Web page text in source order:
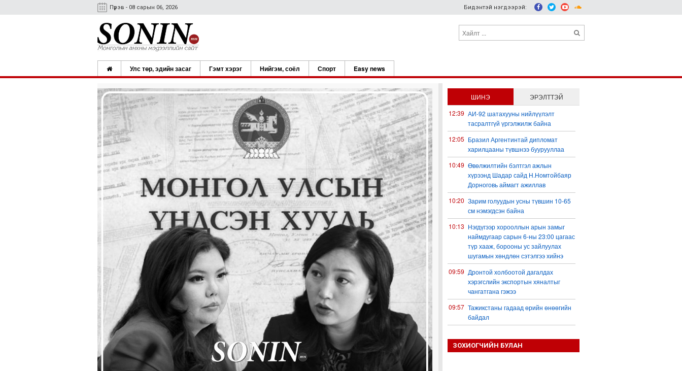
Пүрэв - 08 сарын 06, 2026 Бидэнтэй нэгдээрэй:
Улс төр, эдийн засаг Гэмт хэрэг Нийгэм, соёл Спорт Easy news
ШИНЭ
ЭРЭЛТТЭЙ
12:39 АИ-92 шатахууны нийлүүлэлт
тасралтгүй үргэлжилж байна
12:05 Бразил Аргентинтай дипломат
харилцааны түвшнээ буурууллаа
10:49 Өвөлжилтийн бэлтгэл ажлын
хүрээнд Шадар сайд Н.Номтойбаяр
Дорноговь аймагт ажиллав
10:20 Зарим голуудын усны түвшин 10-65
см нэмэгдсэн байна
10:13 Нэгдүгээр хорооллын арын замыг
наймдугаар сарын 6-ны 23:00 цагаас
түр хааж, борооны ус зайлуулах
шугамын хөндлөн сэтэлгээ хийнэ
09:59 Дронтой холбоотой дагалдах
хэрэгслийн экспортын хяналтыг
чангатгана гэжээ
09:57 Тажикстаны гадаад өрийн өнөөгийн
байдал
хэмжээний жагсаалтаа гаргажээ
ЗОХИОГЧИЙН БУЛАН